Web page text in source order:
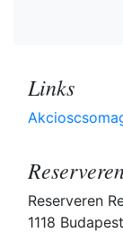
Links
Reserveren
1118